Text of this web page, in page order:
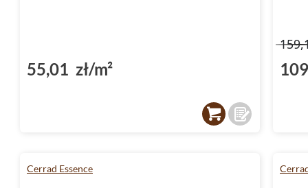
55,01 zł/m²
Cerrad Essence